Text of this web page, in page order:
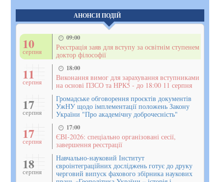
АНОНСИ ПОДІЙ
10
серпня
09:00
Реєстрація заяв для вступу за освітнім ступенем
доктор філософії
11
серпня
18:00
Виконання вимог для зарахування вступниками
на основі ПЗСО та НРК5 - до 18:00 11 серпня
17
серпня
Громадське обговорення проєктів документів
УжНУ щодо імплементації положень Закону
України "Про академічну доброчесність"
17
серпня
17:00
ЄВІ-2026: спеціально організовані сесії,
завершення реєстрації
18
серпня
Навчально-науковий Інститут
євроінтеграційних досліджень готує до друку
черговий випуск фахового збірника наукових